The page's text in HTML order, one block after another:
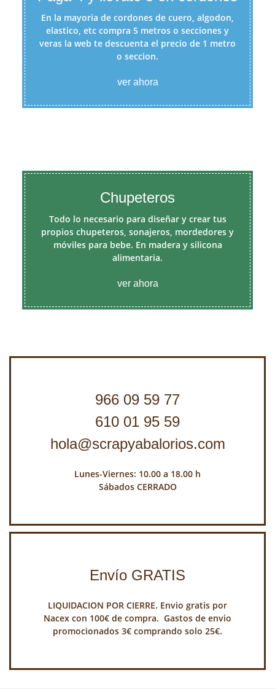
En la mayoria de cordones de cuero, algodon,
elastico, etc compra 5 metros o secciones y
veras la web te descuenta el precio de 1 metro
o seccion.
ver ahora
Chupeteros
Todo lo necesario para diseñar y crear tus
propios chupeteros, sonajeros, mordedores y
móviles para bebe. En madera y silicona
alimentaria.
ver ahora
966 09 59 77
610 01 95 59
hola@scrapyabalorios.com
Lunes-Viernes: 10.00 a 18.00 h
Sábados CERRADO
Envío GRATIS
LIQUIDACION POR CIERRE. Envio gratis por
Nacex con 100€ de compra. Gastos de envio
promocionados 3€ comprando solo 25€.